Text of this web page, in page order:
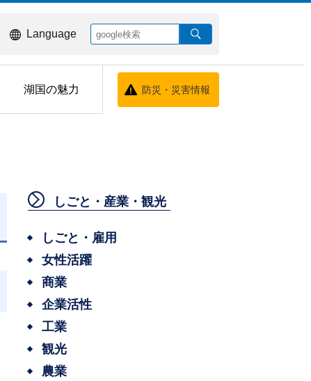
Language
湖国の魅力 防災・災害情報
しごと・産業・観光
しごと・雇用
女性活躍
商業
企業活性
工業
観光
農業